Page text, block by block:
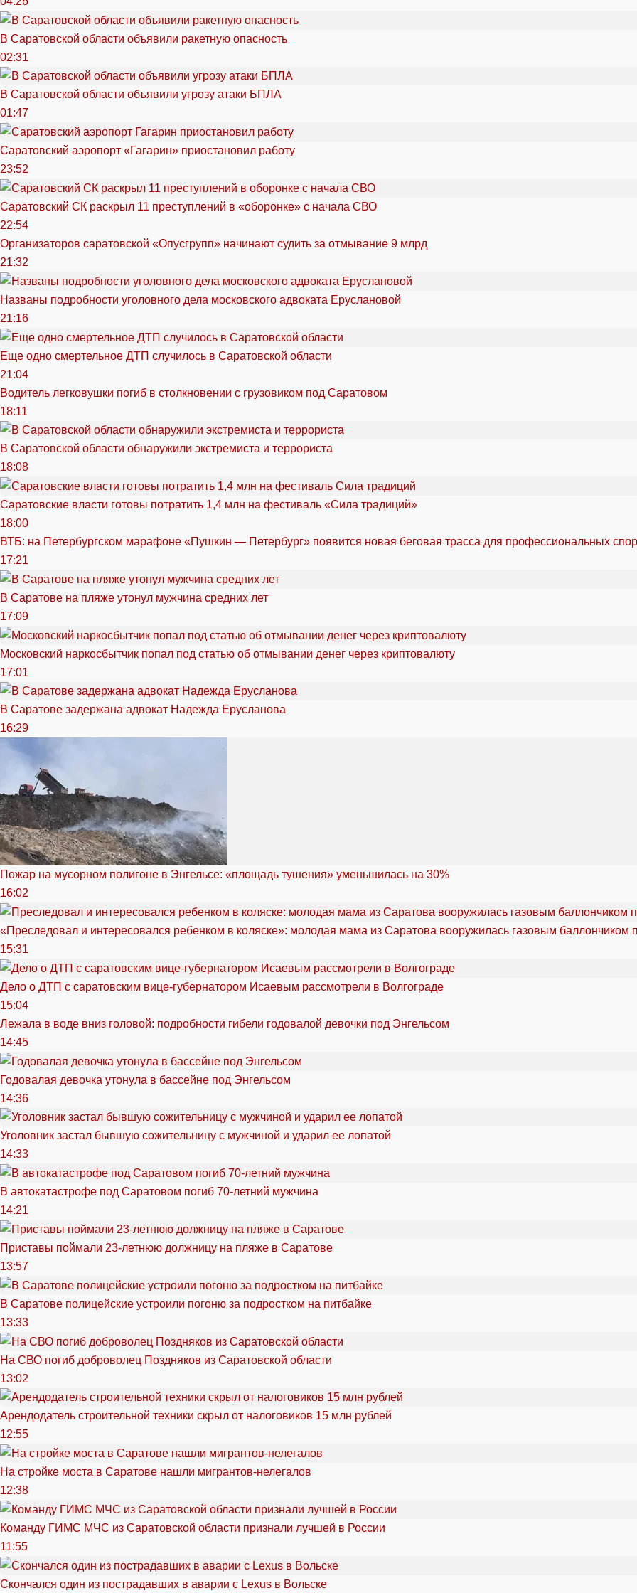
В Саратовской области объявили ракетную опасность
02:31
В Саратовской области объявили угрозу атаки БПЛА
01:47
Саратовский аэропорт «Гагарин» приостановил работу
23:52
Саратовский СК раскрыл 11 преступлений в «оборонке» с начала СВО
22:54
Организаторов саратовской «Опусгрупп» начинают судить за отмывание 9 млрд
21:32
Названы подробности уголовного дела московского адвоката Еруслановой
21:16
Еще одно смертельное ДТП случилось в Саратовской области
21:04
Водитель легковушки погиб в столкновении с грузовиком под Саратовом
18:11
В Саратовской области обнаружили экстремиста и террориста
18:08
Саратовские власти готовы потратить 1,4 млн на фестиваль «Сила традиций»
18:00
ВТБ: на Петербургском марафоне «Пушкин — Петербург» появится новая беговая трасса для профессиональных
17:21
В Саратове на пляже утонул мужчина средних лет
17:09
Московский наркосбытчик попал под статью об отмывании денег через криптовалюту
17:01
В Саратове задержана адвокат Надежда Ерусланова
16:29
Пожар на мусорном полигоне в Энгельсе: «площадь тушения» уменьшилась на 30%
16:02
«Преследовал и интересовался ребенком в коляске»: молодая мама из Саратова вооружилась газовым баллончиком
15:31
Дело о ДТП с саратовским вице-губернатором Исаевым рассмотрели в Волгограде
15:04
Лежала в воде вниз головой: подробности гибели годовалой девочки под Энгельсом
14:45
Годовалая девочка утонула в бассейне под Энгельсом
14:36
Уголовник застал бывшую сожительницу с мужчиной и ударил ее лопатой
14:33
В автокатастрофе под Саратовом погиб 70-летний мужчина
14:21
Приставы поймали 23-летнюю должницу на пляже в Саратове
13:57
В Саратове полицейские устроили погоню за подростком на питбайке
13:33
На СВО погиб доброволец Поздняков из Саратовской области
13:02
Арендодатель строительной техники скрыл от налоговиков 15 млн рублей
12:55
На стройке моста в Саратове нашли мигрантов-нелегалов
12:38
Команду ГИМС МЧС из Саратовской области признали лучшей в России
11:55
Скончался один из пострадавших в аварии c Lexus в Вольске